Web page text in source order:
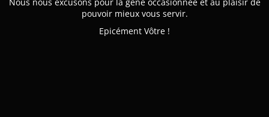
pouvoir mieux vous servir.
Epicément Vôtre !